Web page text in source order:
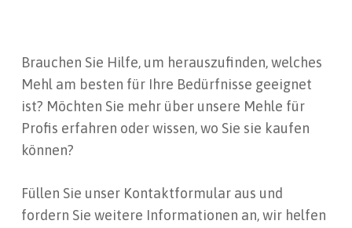
Brauchen Sie Hilfe, um herauszufinden, welches
Mehl am besten für Ihre Bedürfnisse geeignet
ist? Möchten Sie mehr über unsere Mehle für
Profis erfahren oder wissen, wo Sie sie kaufen
können?
Füllen Sie unser Kontaktformular aus und
fordern Sie weitere Informationen an, wir helfen